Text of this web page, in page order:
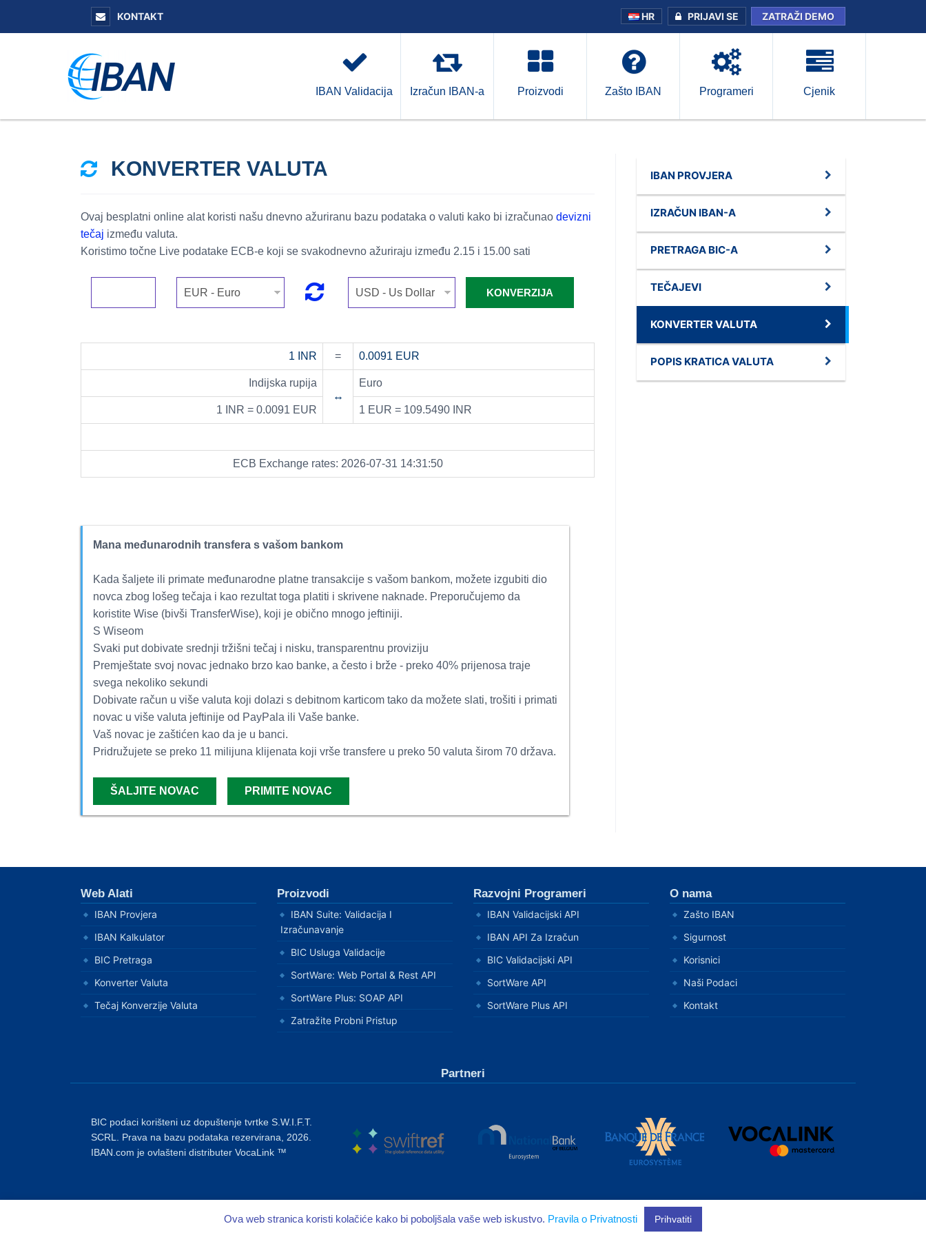
KONTAKT HR PRIJAVI SE ZATRAŽI DEMO
IBAN Validacija Izračun IBAN-a Proizvodi Zašto IBAN Programeri Cjenik
KONVERTER VALUTA
Ovaj besplatni online alat koristi našu dnevno ažuriranu bazu podataka o valuti kako bi izračunao devizni
tečaj između valuta.
Koristimo točne Live podatake ECB-e koji se svakodnevno ažuriraju između 2.15 i 15.00 sati
1 INR = 0.0091 EUR
Indijska rupija
↔
Euro
1 INR = 0.0091 EUR 1 EUR = 109.5490 INR
ECB Exchange rates: 2026-07-31 14:31:50
Mana međunarodnih transfera s vašom bankom
Kada šaljete ili primate međunarodne platne transakcije s vašom bankom, možete izgubiti dio
novca zbog lošeg tečaja i kao rezultat toga platiti i skrivene naknade. Preporučujemo da
koristite Wise (bivši TransferWise), koji je obično mnogo jeftiniji.
S Wiseom
Svaki put dobivate srednji tržišni tečaj i nisku, transparentnu proviziju
Premještate svoj novac jednako brzo kao banke, a često i brže - preko 40% prijenosa traje
svega nekoliko sekundi
Dobivate račun u više valuta koji dolazi s debitnom karticom tako da možete slati, trošiti i primati
novac u više valuta jeftinije od PayPala ili Vaše banke.
Vaš novac je zaštićen kao da je u banci.
Pridružujete se preko 11 milijuna klijenata koji vrše transfere u preko 50 valuta širom 70 država.
ŠALJITE NOVAC PRIMITE NOVAC
IBAN PROVJERA
IZRAČUN IBAN-A
PRETRAGA BIC-A
TEČAJEVI
KONVERTER VALUTA
POPIS KRATICA VALUTA
Web Alati
IBAN Provjera
IBAN Kalkulator
BIC Pretraga
Konverter Valuta
Tečaj Konverzije Valuta
Proizvodi
IBAN Suite: Validacija I
Izračunavanje
BIC Usluga Validacije
SortWare: Web Portal & Rest API
SortWare Plus: SOAP API
Zatražite Probni Pristup
Razvojni Programeri
IBAN Validacijski API
IBAN API Za Izračun
BIC Validacijski API
SortWare API
SortWare Plus API
O nama
Zašto IBAN
Sigurnost
Korisnici
Naši Podaci
Kontakt
Partneri
BIC podaci korišteni uz dopuštenje tvrtke S.W.I.F.T.
SCRL. Prava na bazu podataka rezervirana, 2026.
IBAN.com je ovlašteni distributer VocaLink ™
Privatnost Uvjeti DPA SLA Sigurnost Kontakt
Ova web stranica koristi kolačiće kako bi poboljšala vaše web iskustvo. Pravila o Privatnosti Prihvatiti